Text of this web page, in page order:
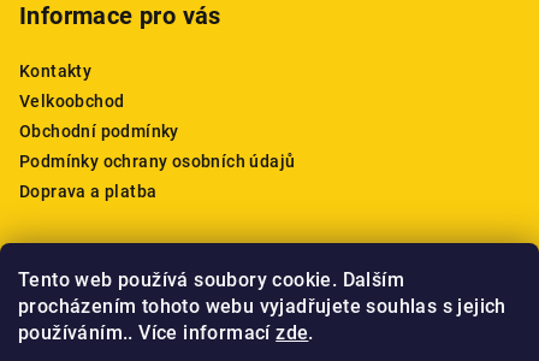
Tento web používá soubory cookie. Dalším
procházením tohoto webu vyjadřujete souhlas s jejich
používáním.. Více informacízde.
Informace pro vás
Kontakty
Velkoobchod
Obchodní podmínky
Podmínky ochrany osobních údajů
Doprava a platba
Nákupní košík